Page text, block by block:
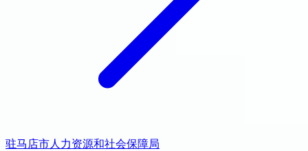
驻马店市人力资源和社会保障局